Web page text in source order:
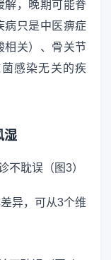
解，晚期可能脊
病只是中医痹症
相关）、骨关节
感染无关的疾
湿
异，可从3个维